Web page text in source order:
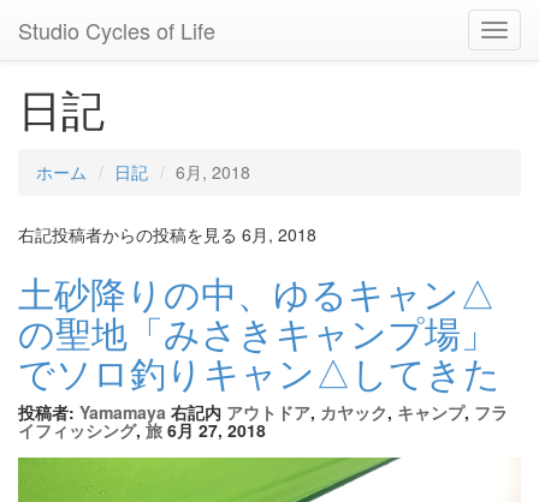
Studio Cycles of Life
日記
ホーム 日記 6月, 2018
右記投稿者からの投稿を見る 6月, 2018
土砂降りの中、ゆるキャン△
の聖地「みさきキャンプ場」
でソロ釣りキャン△してきた
投稿者: Yamamaya 右記内 アウトドア, カヤック, キャンプ, フラ
イフィッシング, 旅 6月 27, 2018